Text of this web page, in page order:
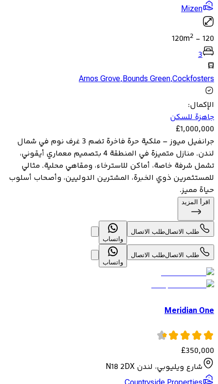
Mizen
120
-
120m2
3
Arnos Grove,Bounds Green,Cockfosters
الإكمال:
جاهزة للسكن
£1,000,000
جرانفيل ميوز – ملكية حرة فاخرة تضم 3 غرف نوم في شمال
لندن. منازل متميزة في المنطقة 4 بتصميم معماري أيقوني،
تشمل شرفة خاصة، أماكن للاسترخاء، ومقاهي محلية. مثالي
للمستثمرين ذوي الخبرة، المشترين الدوليين، وأصحاب أسلوب
حياة مميز.
اقرأ المزيد
طلب الاتصالطلب الاتصال
واتساب
طلب الاتصالطلب الاتصال
واتساب
Meridian One
£350,000
شارع ويليوبي، لندن N18 2DX